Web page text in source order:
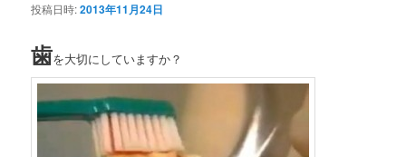
投稿日時:2013年11月24日
歯を大切にしていますか？